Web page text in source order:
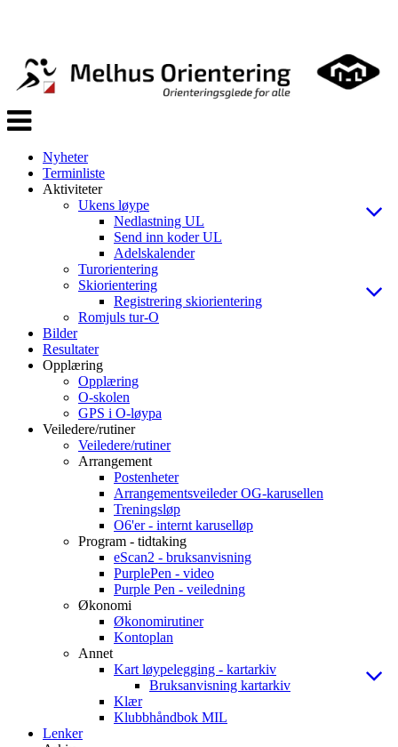
Veksle
navigasjon
Nyheter
Terminliste
Aktiviteter
Ukens løype
Nedlastning UL
Send inn koder UL
Adelskalender
Turorientering
Skiorientering
Registrering skiorientering
Romjuls tur-O
Bilder
Resultater
Opplæring
Opplæring
O-skolen
GPS i O-løypa
Veiledere/rutiner
Veiledere/rutiner
Arrangement
Postenheter
Arrangementsveileder OG-karusellen
Treningsløp
O6'er - internt karuselløp
Program - tidtaking
eScan2 - bruksanvisning
PurplePen - video
Purple Pen - veiledning
Økonomi
Økonomirutiner
Kontoplan
Annet
Kart løypelegging - kartarkiv
Bruksanvisning kartarkiv
Klær
Klubbhåndbok MIL
Lenker